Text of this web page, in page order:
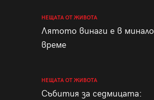
НЕЩАТА ОТ ЖИВОТА
Лятото винаги е в минало
време
НЕЩАТА ОТ ЖИВОТА
Събития за седмицата: